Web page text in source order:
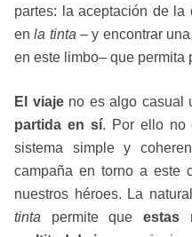
partes: la aceptación de
enla tinta– y encontrar
en este limbo– que permita
El viajeno es algo casual
partida en sí. Por ello
sistema simple y
campaña en torno a este
nuestros héroes. La
tinta permite queestas